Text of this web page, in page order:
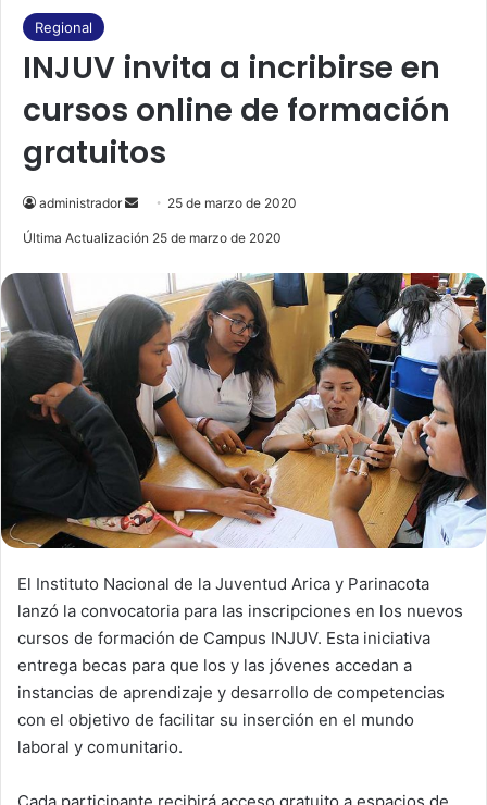
Regional
INJUV invita a incribirse en
cursos online de formación
gratuitos
administrador
e
a
e
m
a
25 de marzo de 2020
Última Actualización 25 de marzo de 2020
El Instituto Nacional de la Juventud Arica y Parinacota
lanzó la convocatoria para las inscripciones en los nuevos
cursos de formación de Campus INJUV. Esta iniciativa
entrega becas para que los y las jóvenes accedan a
instancias de aprendizaje y desarrollo de competencias
con el objetivo de facilitar su inserción en el mundo
laboral y comunitario.
b
o
k
u
b